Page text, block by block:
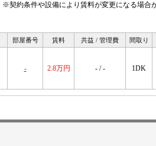
※契約条件や設備により賃料が変更になる場
部屋番号 賃料 共益 / 管理費 間取り
- 2.8万円 - / - 1DK